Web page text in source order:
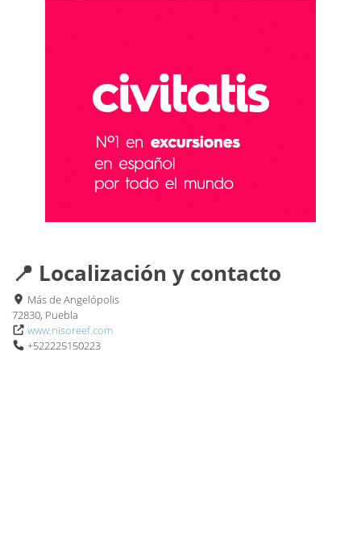
📍 Localización y contacto
Más de Angelópolis
72830, Puebla
www.nisoreef.com
+522225150223